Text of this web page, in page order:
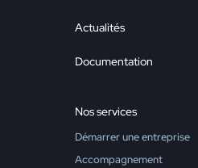
Actualités
Documentation
Nos services
Démarrer une entreprise
Accompagnement